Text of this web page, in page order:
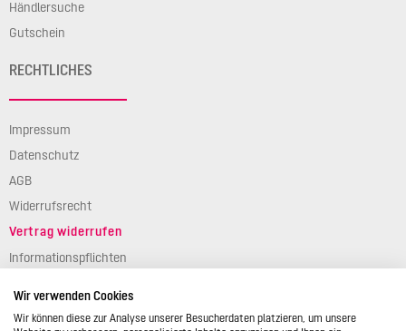
Händlersuche
Gutschein
RECHTLICHES
Impressum
Datenschutz
AGB
Widerrufsrecht
Vertrag widerrufen
Informationspflichten
Wir verwenden Cookies
Wir können diese zur Analyse unserer Besucherdaten platzieren, um unsere